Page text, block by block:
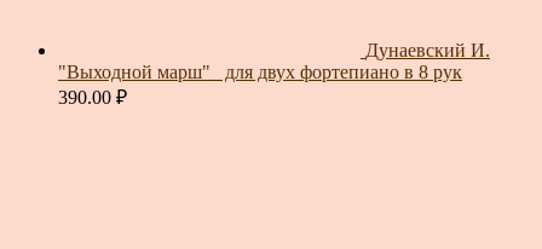
Дунаевский И.
"Выходной марш"_ для двух фортепиано в 8 рук
390.00 ₽